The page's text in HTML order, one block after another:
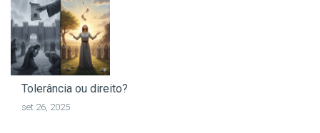
Tolerância ou direito?
set 26, 2025